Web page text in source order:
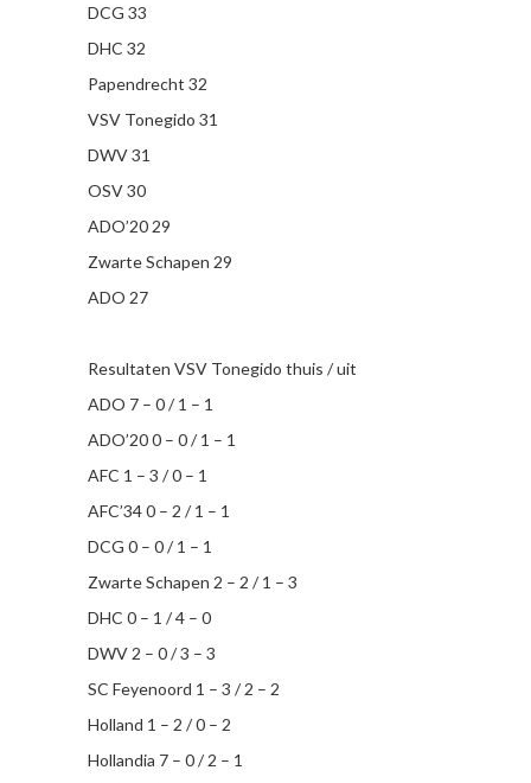
DCG 33
DHC 32
Papendrecht 32
VSV Tonegido 31
DWV 31
OSV 30
ADO’20 29
Zwarte Schapen 29
ADO 27
Resultaten VSV Tonegido thuis / uit
ADO 7 – 0 / 1 – 1
ADO’20 0 – 0 / 1 – 1
AFC 1 – 3 / 0 – 1
AFC’34 0 – 2 / 1 – 1
DCG 0 – 0 / 1 – 1
Zwarte Schapen 2 – 2 / 1 – 3
DHC 0 – 1 / 4 – 0
DWV 2 – 0 / 3 – 3
SC Feyenoord 1 – 3 / 2 – 2
Holland 1 – 2 / 0 – 2
Hollandia 7 – 0 / 2 – 1